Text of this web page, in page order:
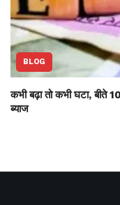
BLOG
कभी बढ़ा तो कभी घटा, बीते
ब्याज